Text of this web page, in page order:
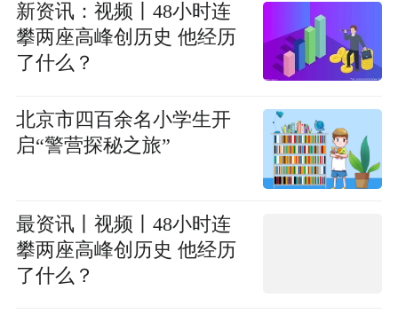
新资讯：视频丨48小时连
攀两座高峰创历史 他经历
了什么？
北京市四百余名小学生开
启“警营探秘之旅”
最资讯丨视频丨48小时连
攀两座高峰创历史 他经历
了什么？